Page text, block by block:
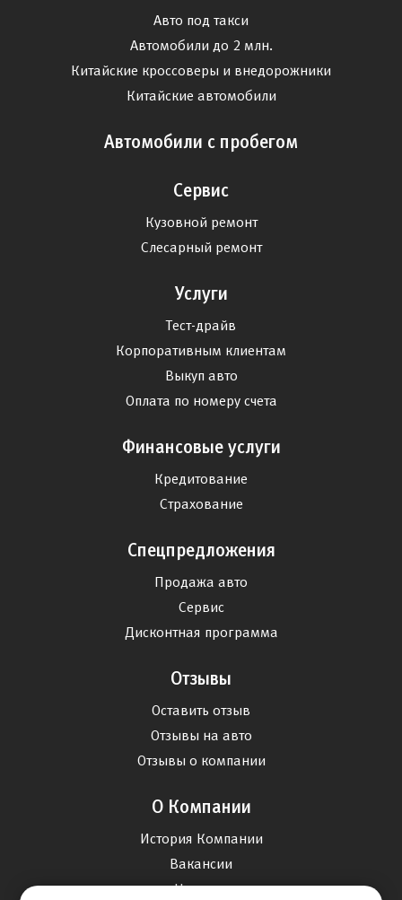
Авто под такси
Автомобили до 2 млн.
Китайские кроссоверы и внедорожники
Китайские автомобили
Автомобили с пробегом
Сервис
Кузовной ремонт
Слесарный ремонт
Услуги
Тест-драйв
Корпоративным клиентам
Выкуп авто
Оплата по номеру счета
Финансовые услуги
Кредитование
Страхование
Спецпредложения
Продажа авто
Сервис
Дисконтная программа
Отзывы
Оставить отзыв
Отзывы на авто
Отзывы о компании
О Компании
История Компании
Вакансии
Новости